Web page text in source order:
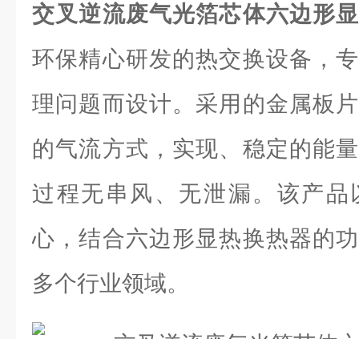
交叉逆流废气光箔芯体六边形
环保精心研发的热交换设备，
理问题而设计。采用的金属板
的气流方式，实现、稳定的能
过程无串风、无泄漏。该产品
心，结合六边形显热换热器的
多个行业领域。